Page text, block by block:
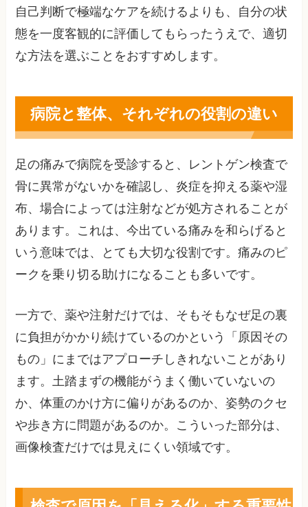
自己判断で極端なケアを続けるよりも、自分の状
態を一度客観的に評価してもらったうえで、適切
な方法を選ぶことをおすすめします。
病院と整体、それぞれの役割の違い
足の痛みで病院を受診すると、レントゲン検査で
骨に異常がないかを確認し、炎症を抑える薬や湿
布、場合によっては注射などが処方されることが
あります。これは、今出ている痛みを和らげると
いう意味では、とても大切な役割です。痛みのピ
ークを乗り切る助けになることも多いです。
一方で、薬や注射だけでは、そもそもなぜ足の裏
に負担がかかり続けているのかという「原因その
もの」にまではアプローチしきれないことがあり
ます。土踏まずの機能がうまく働いていないの
か、体重のかけ方に偏りがあるのか、姿勢のクセ
や歩き方に問題があるのか。こういった部分は、
画像検査だけでは見えにくい領域です。